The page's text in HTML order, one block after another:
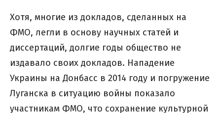
Хотя, многие из докладов, сделанных на
ФМО, легли в основу научных статей и
диссертаций, долгие годы общество не
издавало своих докладов. Нападение
Украины на Донбасс в 2014 году и погружение
Луганска в ситуацию войны показало
участникам ФМО, что сохранение культурной